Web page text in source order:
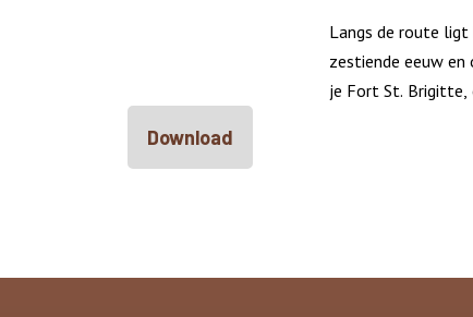
Langs de route ligt
zestiende eeuw en
je Fort St. Brigitte,
Download